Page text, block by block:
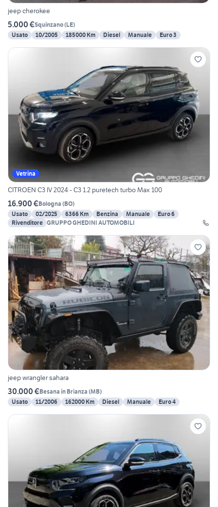
jeep cherokee
5.000 €Squinzano(LE)
Usato
10/2005 185000 Km Diesel Manuale Euro 3
Vetrina
CITROEN C3 IV 2024 - C3 1.2 puretech turbo Max 100
16.900 €Bologna (BO)
Usato
02/2025 6366 Km Benzina Manuale
Euro 6
Rivenditore GRUPPO GHEDINI AUTOMOBILI
jeep wrangler sahara
30.000 €Besana in Brianza (MB)
Usato
11/2006 162000 Km Diesel Manuale Euro 4